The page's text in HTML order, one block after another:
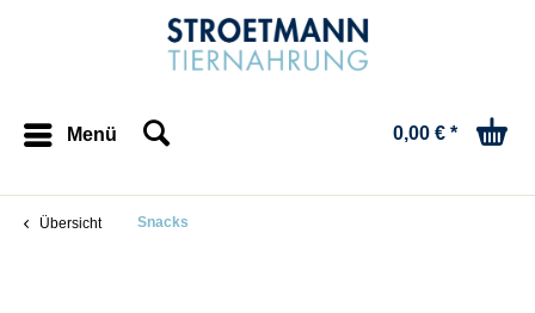
Menü 0,00 € *
Übersicht Snacks